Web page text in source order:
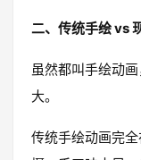
二、传统手绘 vs
虽然都叫手绘动
大。
传统手绘动画完